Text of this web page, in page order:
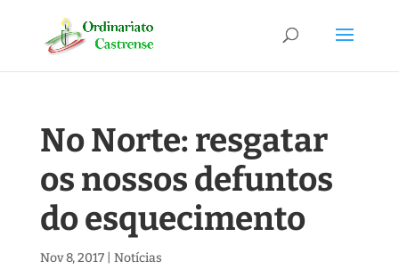
No Norte: resgatar
os nossos defuntos
do esquecimento
Nov 8, 2017| Notícias